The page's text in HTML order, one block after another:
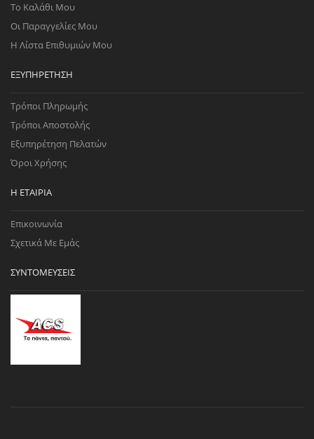
Το Καλάθι Μου
Οι Παραγγελίες Μου
Η Λίστα Επιθυμιών Μου
ΕΞΥΠΗΡΈΤΗΣΗ
Τρόποι Πληρωμής
Τρόποι Αποστολής
Εξυπηρέτηση Πελατών
Όροι Χρήσης
Η ΕΤΑΙΡΊΑ
Επικοινωνία
Σχετικά Με Εμάς
ΣΥΝΤΟΜΕΎΣΕΙΣ